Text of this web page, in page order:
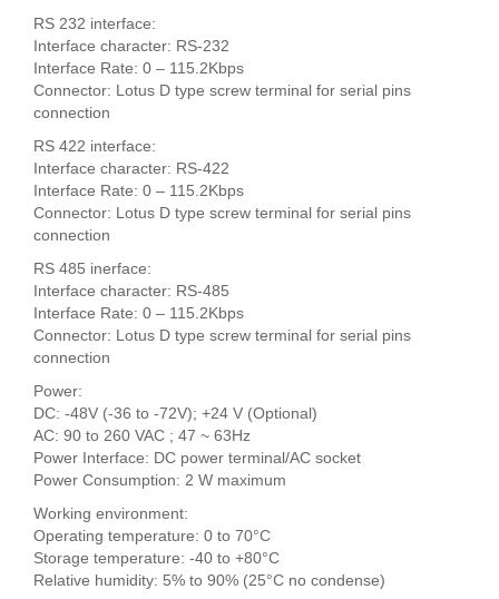
RS 232 interface:
Interface character: RS-232
Interface Rate: 0 – 115.2Kbps
Connector: Lotus D type screw terminal for serial pins
connection
RS 422 interface:
Interface character: RS-422
Interface Rate: 0 – 115.2Kbps
Connector: Lotus D type screw terminal for serial pins
connection
RS 485 inerface:
Interface character: RS-485
Interface Rate: 0 – 115.2Kbps
Connector: Lotus D type screw terminal for serial pins
connection
Power:
DC: -48V (-36 to -72V); +24 V (Optional)
AC: 90 to 260 VAC ; 47 ~ 63Hz
Power Interface: DC power terminal/AC socket
Power Consumption: 2 W maximum
Working environment:
Operating temperature: 0 to 70°C
Storage temperature: -40 to +80°C
Relative humidity: 5% to 90% (25°C no condense)